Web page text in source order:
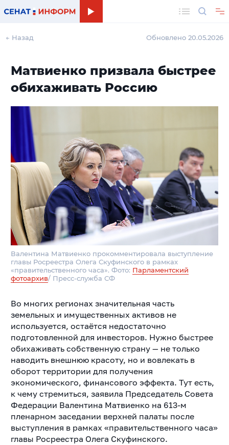
← Назад Обновлено 20.05.2026
Матвиенко призвала быстрее
обихаживать Россию
Валентина Матвиенко прокомментировала выступление
главы Росреестра Олега Скуфинского в рамках
«правительственного часа». Фото: Парламентский
фотоархив/ Пресс-служба СФ
Во многих регионах значительная часть
земельных и имущественных активов не
используется, остаётся недостаточно
подготовленной для инвесторов. Нужно быстрее
обихаживать собственную страну — не только
наводить внешнюю красоту, но и вовлекать в
оборот территории для получения
экономического, финансового эффекта. Тут есть,
к чему стремиться, заявила Председатель Совета
Федерации Валентина Матвиенко на 613-м
пленарном заседании верхней палаты после
выступления в рамках «правительственного часа»
главы Росреестра Олега Скуфинского.